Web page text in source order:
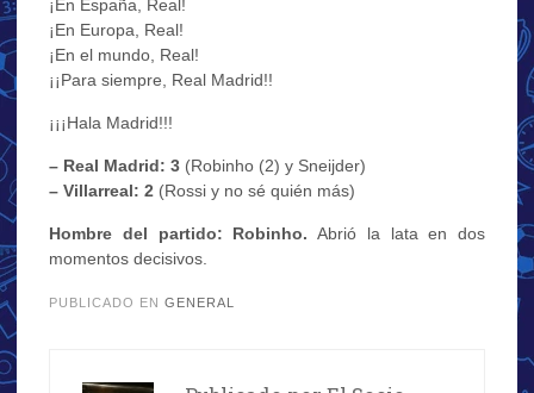
¡En España, Real!
¡En Europa, Real!
¡En el mundo, Real!
¡¡Para siempre, Real Madrid!!
¡¡¡Hala Madrid!!!
– Real Madrid: 3 (Robinho (2) y Sneijder)
– Villarreal: 2 (Rossi y no sé quién más)
Hombre del partido: Robinho. Abrió la lata en dos
momentos decisivos.
PUBLICADO EN GENERAL